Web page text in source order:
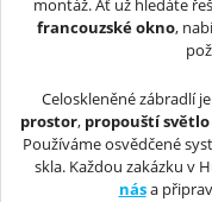
montáž. Ať už hledáte
francouzské okno,
Celoskleněné zábradlí
prostor, propouští světlo
Používáme osvědčené
skla. Každou zakázku v
nása